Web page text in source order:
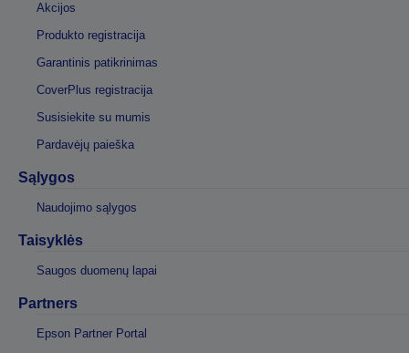
Akcijos
Produkto registracija
Garantinis patikrinimas
CoverPlus registracija
Susisiekite su mumis
Pardavėjų paieška
Sąlygos
Naudojimo sąlygos
Taisyklės
Saugos duomenų lapai
Partners
Epson Partner Portal